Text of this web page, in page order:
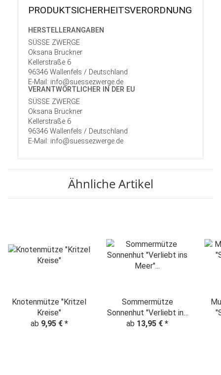
PRODUKT­SICHER­HEITS­VER­ORD­NUNG
HERSTELLER­ANGABEN
SÜSSE ZWERGE
Oksana Brückner
Kellerstraße 6
96346 Wallenfels / Deutschland
E-Mail: info@suessezwerge.de
VERANTWORT­LICHER IN DER EU
SÜSSE ZWERGE
Oksana Brückner
Kellerstraße 6
96346 Wallenfels / Deutschland
E-Mail: info@suessezwerge.de
Ähnliche Artikel
Knotenmütze "Kritzel
Kreise"
ab 9,95 € *
Sommermütze
Sonnenhut "Verliebt ins
Meer" maritim
ab 13,95 € *